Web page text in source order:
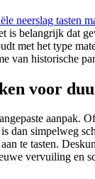
neerslag tasten
is belangrijk dat
met het type
van historische
voor
aanpak.
dan simpelweg
te tasten.
vervuiling en